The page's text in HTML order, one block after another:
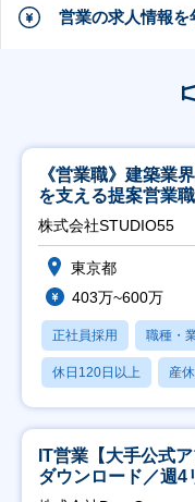
営業の求人情報を
《営業職》建築業
を支える提案営業
株式会社STUDIO55
東京都
403万~600万
正社員採用 職種・
休日120日以上 産
IT営業【大手公式
ダウンロード／週4